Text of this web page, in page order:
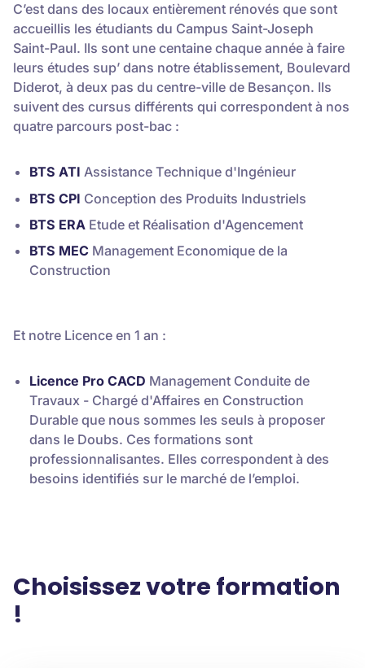
C’est dans des locaux entièrement rénovés que sont
accueillis les étudiants du Campus Saint-Joseph
Saint-Paul. Ils sont une centaine chaque année à faire
leurs études sup’ dans notre établissement, Boulevard
Diderot, à deux pas du centre-ville de Besançon. Ils
suivent des cursus différents qui correspondent à nos
quatre parcours post-bac :
BTS ATI Assistance Technique d'Ingénieur
BTS CPI Conception des Produits Industriels
BTS ERA Etude et Réalisation d'Agencement
BTS MEC Management Economique de la
Construction
Et notre Licence en 1 an :
Licence Pro CACD Management Conduite de
Travaux - Chargé d'Affaires en Construction
Durable que nous sommes les seuls à proposer
dans le Doubs. Ces formations sont
professionnalisantes. Elles correspondent à des
besoins identifiés sur le marché de l’emploi.
Choisissez votre formation
!